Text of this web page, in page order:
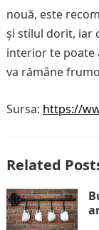
nouă, este
și stilul dorit, iar
interior te poate
va rămâne
Sursa: https://
Related